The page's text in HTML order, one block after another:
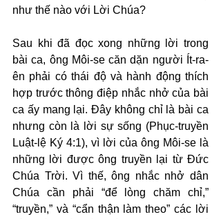
như thế nào với Lời Chúa?
Sau khi đã đọc xong những lời trong
bài ca, ông Môi-se căn dặn người Ít-ra-
ên phải có thái độ và hành động thích
hợp trước thông điệp nhắc nhở của bài
ca ấy mang lại. Đây không chỉ là bài ca
nhưng còn là lời sự sống (Phục-truyền
Luật-lệ Ký 4:1), vì lời của ông Môi-se là
những lời được ông truyền lại từ Đức
Chúa Trời. Vì thế, ông nhắc nhở dân
Chúa cần phải “để lòng chăm chỉ,”
“truyền,” và “cẩn thận làm theo” các lời